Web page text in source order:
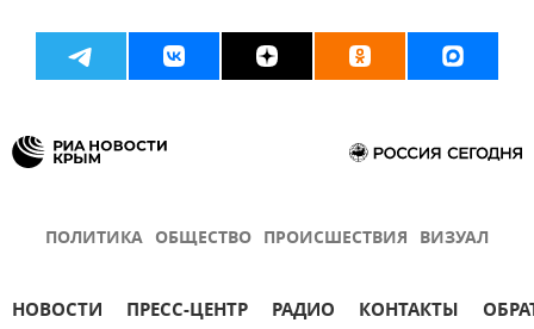
ПОЛИТИКА ОБЩЕСТВО ПРОИСШЕСТВИЯ ВИЗУАЛ
НОВОСТИ ПРЕСС-ЦЕНТР РАДИО КОНТАКТЫ